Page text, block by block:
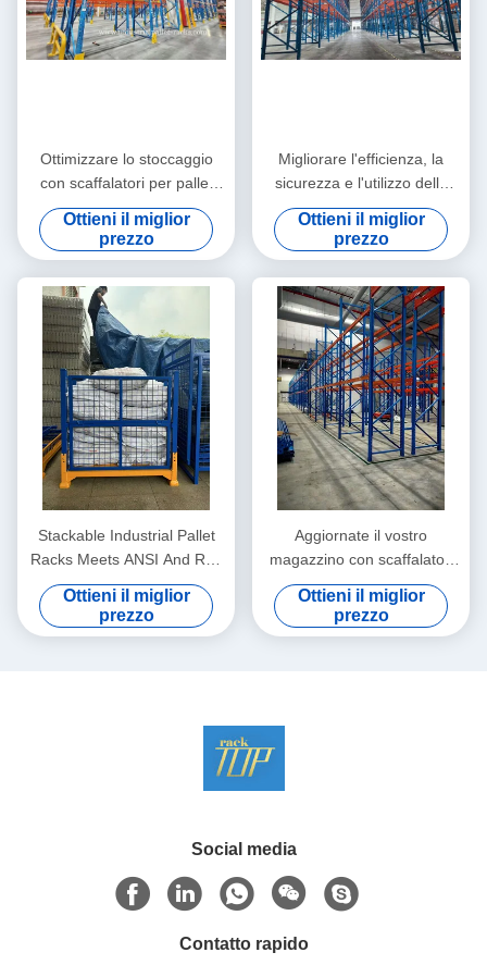
Ottimizzare lo stoccaggio
con scaffalatori per pallet
resistenti, progettazione
scalabile, elevata capacità di
carico e gestione efficiente
per i magazzini industriali.
Ottieni il miglior
prezzo
Migliorare l'efficienza, la
sicurezza e l'utilizzo dello
spazio con soluzioni
personalizzabili.
Ottieni il miglior
prezzo
Stackable Industrial Pallet
Racks Meets ANSI And RMI
Standards For Customized
Storage Solutions
Ottieni il miglior
prezzo
Aggiornate il vostro
magazzino con scaffalatori
per pallet per uso pesante,
flessibili, scalabili e progettati
per lo stoccaggio industriale
Ottieni il miglior
prezzo
Social media
Contatto rapido